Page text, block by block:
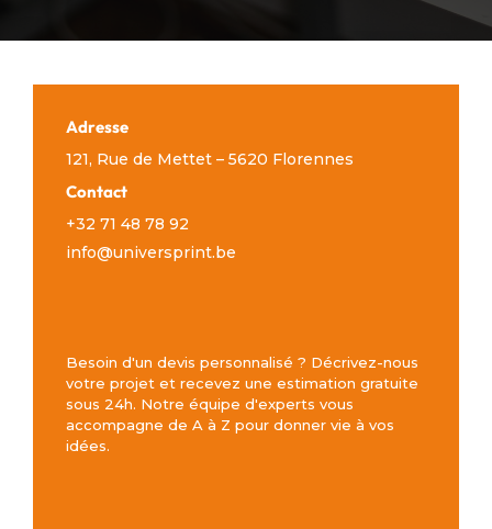
Adresse
121, Rue de Mettet – 5620 Florennes
Contact
+32 71 48 78 92
info@universprint.be
Besoin d'un devis personnalisé ? Décrivez-nous
votre projet et recevez une estimation gratuite
sous 24h. Notre équipe d'experts vous
accompagne de A à Z pour donner vie à vos
idées.